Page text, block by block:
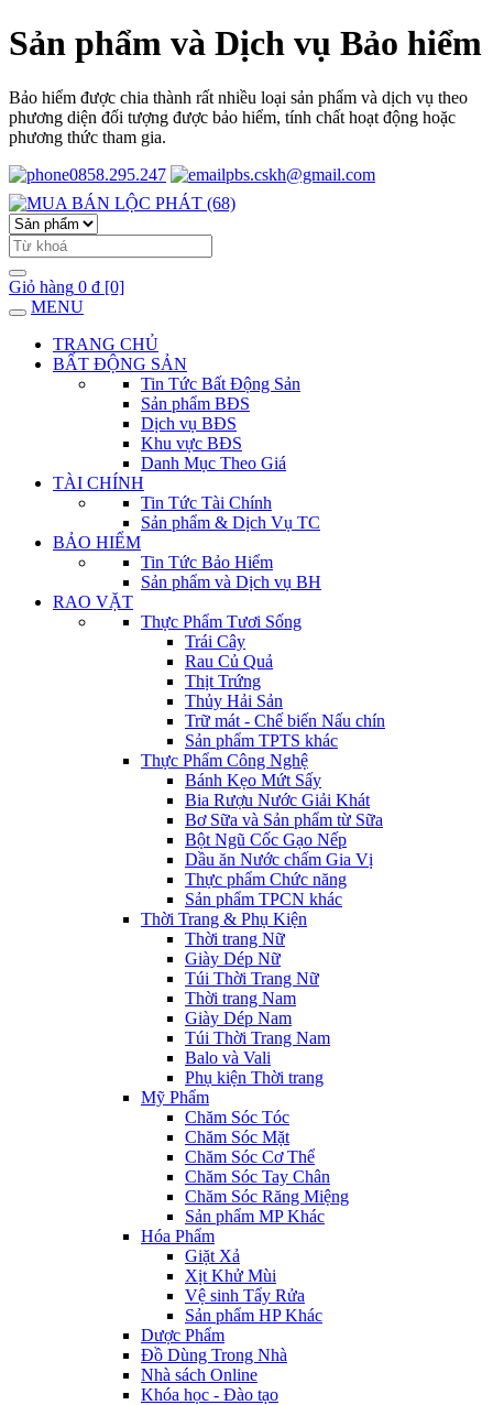
Sản phẩm và Dịch vụ Bảo hiểm
Bảo hiểm được chia thành rất nhiều loại sản phẩm và dịch vụ theo
phương diện đối tượng được bảo hiểm, tính chất hoạt động hoặc
phương thức tham gia.
0858.295.247
pbs.cskh@gmail.com
Giỏ hàng 0 đ [0]
MENU
TRANG CHỦ
BẤT ĐỘNG SẢN
Tin Tức Bất Động Sản
Sản phẩm BĐS
Dịch vụ BĐS
Khu vực BĐS
Danh Mục Theo Giá
TÀI CHÍNH
Tin Tức Tài Chính
Sản phẩm & Dịch Vụ TC
BẢO HIỂM
Tin Tức Bảo Hiểm
Sản phẩm và Dịch vụ BH
RAO VẶT
Thực Phẩm Tươi Sống
Trái Cây
Rau Củ Quả
Thịt Trứng
Thủy Hải Sản
Trữ mát - Chế biến Nấu chín
Sản phẩm TPTS khác
Thực Phẩm Công Nghệ
Bánh Kẹo Mứt Sấy
Bia Rượu Nước Giải Khát
Bơ Sữa và Sản phẩm từ Sữa
Bột Ngũ Cốc Gạo Nếp
Dầu ăn Nước chấm Gia Vị
Thực phẩm Chức năng
Sản phẩm TPCN khác
Thời Trang & Phụ Kiện
Thời trang Nữ
Giày Dép Nữ
Túi Thời Trang Nữ
Thời trang Nam
Giày Dép Nam
Túi Thời Trang Nam
Balo và Vali
Phụ kiện Thời trang
Mỹ Phẩm
Chăm Sóc Tóc
Chăm Sóc Mặt
Chăm Sóc Cơ Thể
Chăm Sóc Tay Chân
Chăm Sóc Răng Miệng
Sản phẩm MP Khác
Hóa Phẩm
Giặt Xả
Xịt Khử Mùi
Vệ sinh Tẩy Rửa
Sản phẩm HP Khác
Dược Phẩm
Đồ Dùng Trong Nhà
Nhà sách Online
Khóa học - Đào tạo